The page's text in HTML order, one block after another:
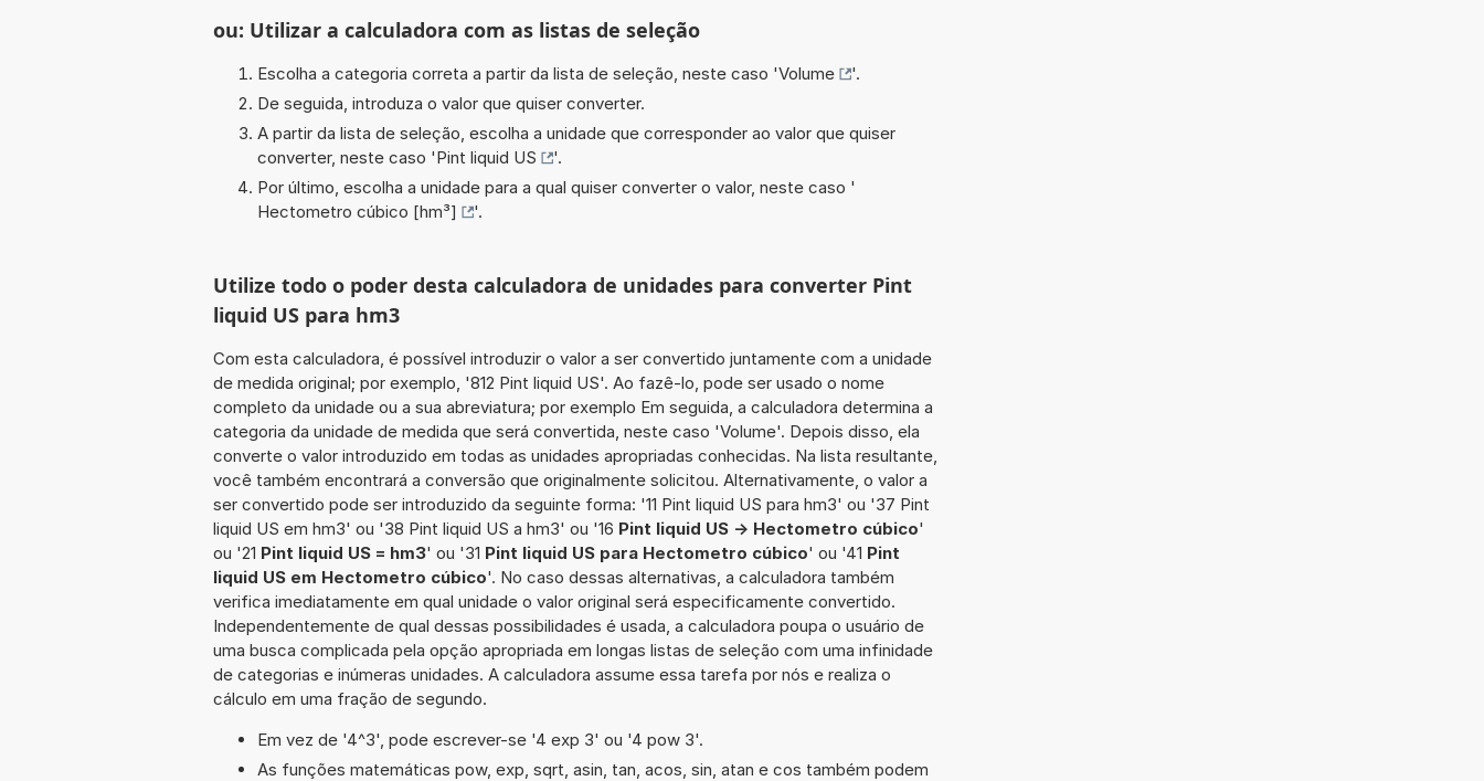
ou: Utilizar a calculadora com as listas de seleção
Escolha a categoria correta a partir da lista de seleção, neste caso 'Volume
'.
De seguida, introduza o valor que quiser converter.
A partir da lista de seleção, escolha a unidade que corresponder ao valor que quiser
converter, neste caso 'Pint liquid US
'.
Por último, escolha a unidade para a qual quiser converter o valor, neste caso '
Hectometro cúbico [hm³]
'.
Utilize todo o poder desta calculadora de unidades para converter Pint
liquid US para hm3
Com esta calculadora, é possível introduzir o valor a ser convertido juntamente com a unidade
de medida original; por exemplo, '812 Pint liquid US'. Ao fazê-lo, pode ser usado o nome
completo da unidade ou a sua abreviatura; por exemplo Em seguida, a calculadora determina a
categoria da unidade de medida que será convertida, neste caso 'Volume'. Depois disso, ela
converte o valor introduzido em todas as unidades apropriadas conhecidas. Na lista resultante,
você também encontrará a conversão que originalmente solicitou. Alternativamente, o valor a
ser convertido pode ser introduzido da seguinte forma: '11 Pint liquid US para hm3' ou '37 Pint
liquid US em hm3' ou '38 Pint liquid US a hm3' ou '16 Pint liquid US -> Hectometro cúbico'
ou '21 Pint liquid US = hm3' ou '31 Pint liquid US para Hectometro cúbico' ou '41 Pint
liquid US em Hectometro cúbico'. No caso dessas alternativas, a calculadora também
verifica imediatamente em qual unidade o valor original será especificamente convertido.
Independentemente de qual dessas possibilidades é usada, a calculadora poupa o usuário de
uma busca complicada pela opção apropriada em longas listas de seleção com uma infinidade
de categorias e inúmeras unidades. A calculadora assume essa tarefa por nós e realiza o
cálculo em uma fração de segundo.
Em vez de '4^3', pode escrever-se '4 exp 3' ou '4 pow 3'.
As funções matemáticas pow, exp, sqrt, asin, tan, acos, sin, atan e cos também podem